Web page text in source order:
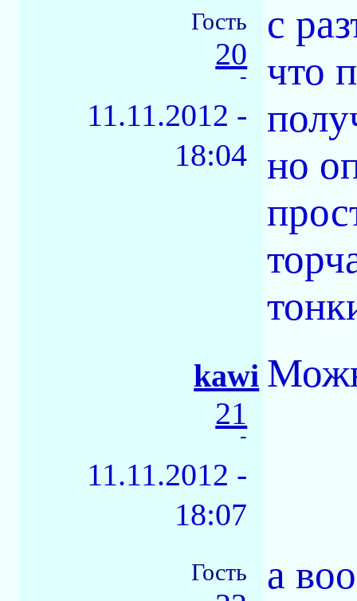
Гость
20
-
11.11.2012 -
18:04
с
что
но
kawi
21
-
11.11.2012 -
18:07
Гость
а